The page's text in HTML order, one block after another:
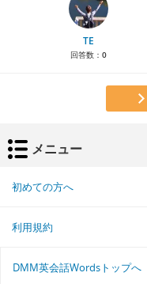
TE
回答数： 0
メニュー
初めての方へ
利用規約
DMM英会話Wordsトップへ